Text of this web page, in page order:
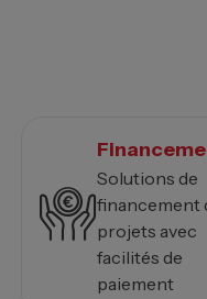
Solutions de
financement
projets avec
facilités de
paiement